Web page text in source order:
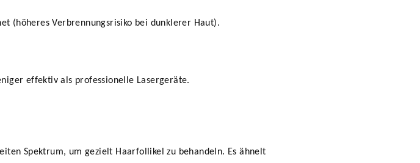
(höheres Verbrennungsrisiko bei dunklerer Haut).
effektiv als professionelle Lasergeräte.
Spektrum, um gezielt Haarfollikel zu behandeln. Es ähnelt